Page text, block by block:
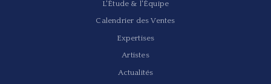
L'Étude & l'Équipe
Calendrier des Ventes
Expertises
Artistes
Actualités